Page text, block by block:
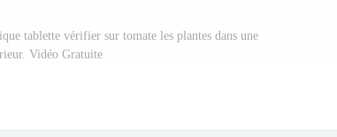
tablette vérifier sur tomate les plantes dans une
Vidéo Gratuite